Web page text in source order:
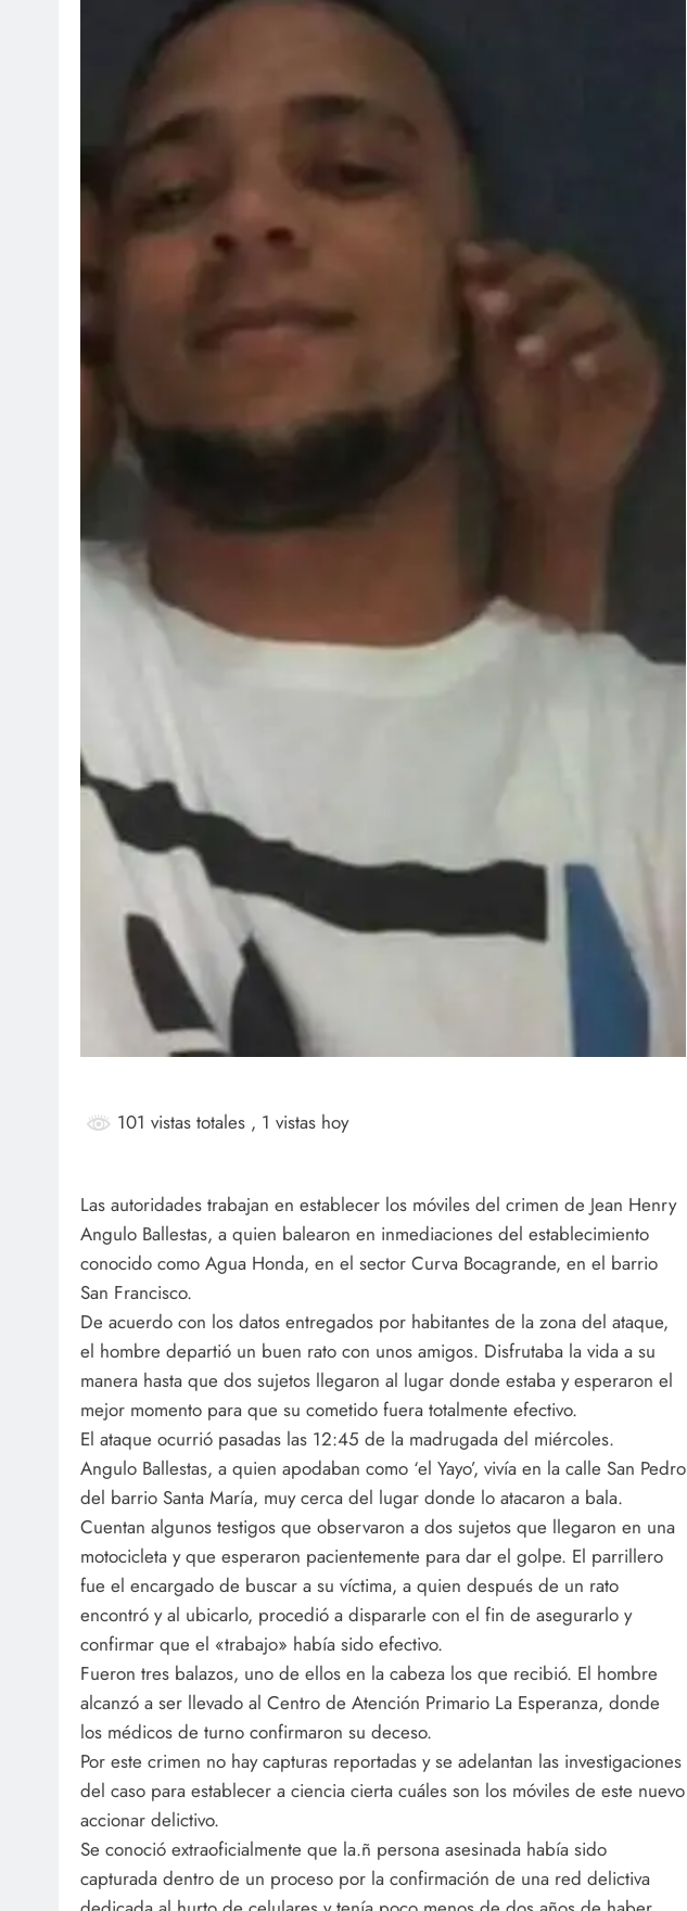
101 vistas totales , 1 vistas hoy
Las autoridades trabajan en establecer los móviles del crimen de Jean Henry
Angulo Ballestas, a quien balearon en inmediaciones del establecimiento
conocido como Agua Honda, en el sector Curva Bocagrande, en el barrio
San Francisco.
De acuerdo con los datos entregados por habitantes de la zona del ataque,
el hombre departió un buen rato con unos amigos. Disfrutaba la vida a su
manera hasta que dos sujetos llegaron al lugar donde estaba y esperaron el
mejor momento para que su cometido fuera totalmente efectivo.
El ataque ocurrió pasadas las 12:45 de la madrugada del miércoles.
Angulo Ballestas, a quien apodaban como ‘el Yayo’, vivía en la calle San Pedro
del barrio Santa María, muy cerca del lugar donde lo atacaron a bala.
Cuentan algunos testigos que observaron a dos sujetos que llegaron en una
motocicleta y que esperaron pacientemente para dar el golpe. El parrillero
fue el encargado de buscar a su víctima, a quien después de un rato
encontró y al ubicarlo, procedió a dispararle con el fin de asegurarlo y
confirmar que el «trabajo» había sido efectivo.
Fueron tres balazos, uno de ellos en la cabeza los que recibió. El hombre
alcanzó a ser llevado al Centro de Atención Primario La Esperanza, donde
los médicos de turno confirmaron su deceso.
Por este crimen no hay capturas reportadas y se adelantan las investigaciones
del caso para establecer a ciencia cierta cuáles son los móviles de este nuevo
accionar delictivo.
Se conoció extraoficialmente que la.ñ persona asesinada había sido
capturada dentro de un proceso por la confirmación de una red delictiva